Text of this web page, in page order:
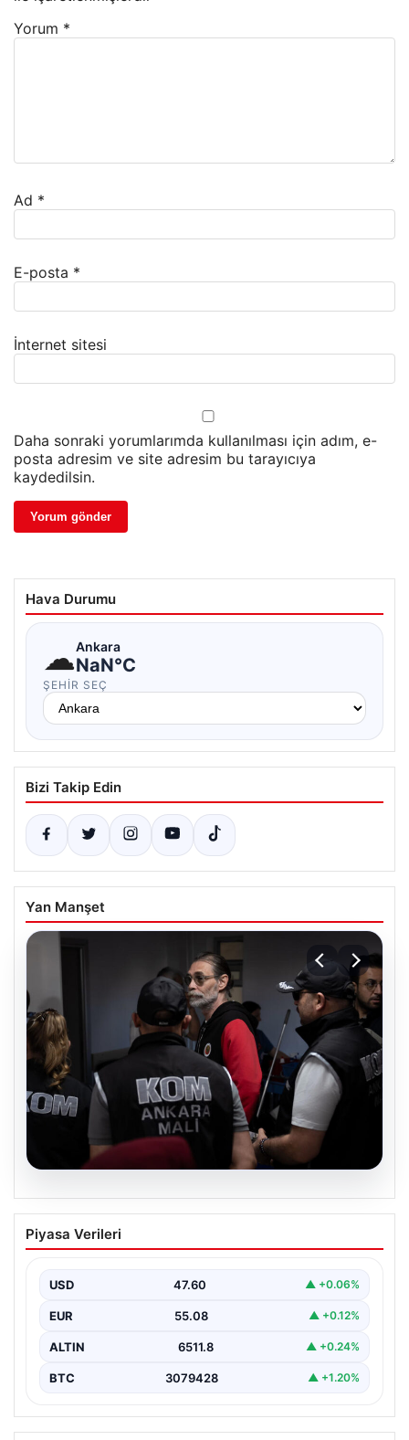
Yorum *
Ad *
E-posta *
İnternet sitesi
Daha sonraki yorumlarımda kullanılması için adım, e-
posta adresim ve site adresim bu tarayıcıya
kaydedilsin.
Hava Durumu
☁Ankara
NaN°C
ŞEHIR SEÇ
Bizi Takip Edin
Yan Manşet
Görevden uzaklaştırılmıştı. Erdal
Beşikçioğlu’nun esrar testi pozitif çıktı
Soruşturmalarda Güncel Gelişmeler”, “content”: “
Ankara’da…
Piyasa Verileri
USD 47.60 ▲ +0.06%
EUR 55.08 ▲ +0.12%
ALTIN 6511.8 ▲ +0.24%
BTC 3079428 ▲ +1.20%